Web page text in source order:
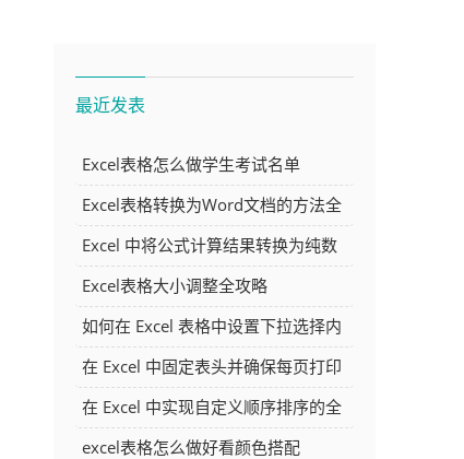
最近发表
Excel表格怎么做学生考试名单
Excel表格转换为Word文档的方法全
解析
Excel 中将公式计算结果转换为纯数
字的多种方法
Excel表格大小调整全攻略
如何在 Excel 表格中设置下拉选择内
容
在 Excel 中固定表头并确保每页打印
时都显示表头的方法详解
在 Excel 中实现自定义顺序排序的全
面指南
excel表格怎么做好看颜色搭配